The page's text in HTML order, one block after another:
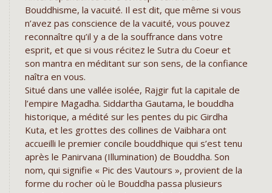
Bouddhisme, la vacuité. Il est dit, que même si vous
n’avez pas conscience de la vacuité, vous pouvez
reconnaître qu’il y a de la souffrance dans votre
esprit, et que si vous récitez le Sutra du Coeur et
son mantra en méditant sur son sens, de la confiance
naîtra en vous.
Situé dans une vallée isolée, Rajgir fut la capitale de
l’empire Magadha. Siddartha Gautama, le bouddha
historique, a médité sur les pentes du pic Girdha
Kuta, et les grottes des collines de Vaibhara ont
accueilli le premier concile bouddhique qui s’est tenu
après le Panirvana (Illumination) de Bouddha. Son
nom, qui signifie « Pic des Vautours », provient de la
forme du rocher où le Bouddha passa plusieurs